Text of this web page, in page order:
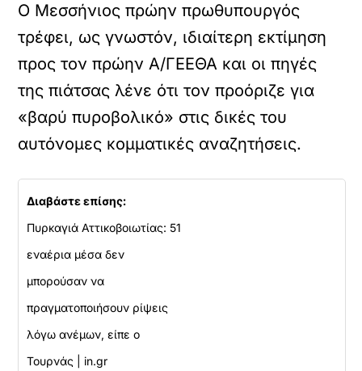
Ο Μεσσήνιος πρώην πρωθυπουργός
τρέφει, ως γνωστόν, ιδιαίτερη εκτίμηση
προς τον πρώην Α/ΓΕΕΘΑ και οι πηγές
της πιάτσας λένε ότι τον προόριζε για
«βαρύ πυροβολικό» στις δικές του
αυτόνομες κομματικές αναζητήσεις.
Διαβάστε επίσης:
Πυρκαγιά Αττικοβοιωτίας: 51
εναέρια μέσα δεν
μπορούσαν να
πραγματοποιήσουν ρίψεις
λόγω ανέμων, είπε ο
Τουρνάς | in.gr